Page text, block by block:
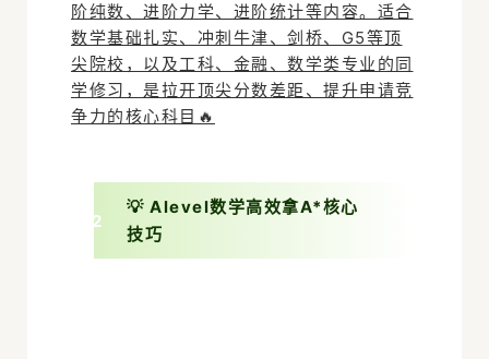
阶纯数、进阶力学、进阶统计等内容。适合
数学基础扎实、冲刺牛津、剑桥、G5等顶
尖院校，以及工科、金融、数学类专业的同
学修习，是拉开顶尖分数差距、提升申请竞
争力的核心科目🔥
2
💡 Alevel数学高效拿A*核心
技巧